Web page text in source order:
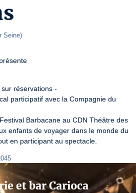
Seine)
réservations -
participatif avec la Compagnie du
Barbacane au CDN Théâtre des
enfants de voyager dans le monde du
en participant au spectacle.
et bar Carioca